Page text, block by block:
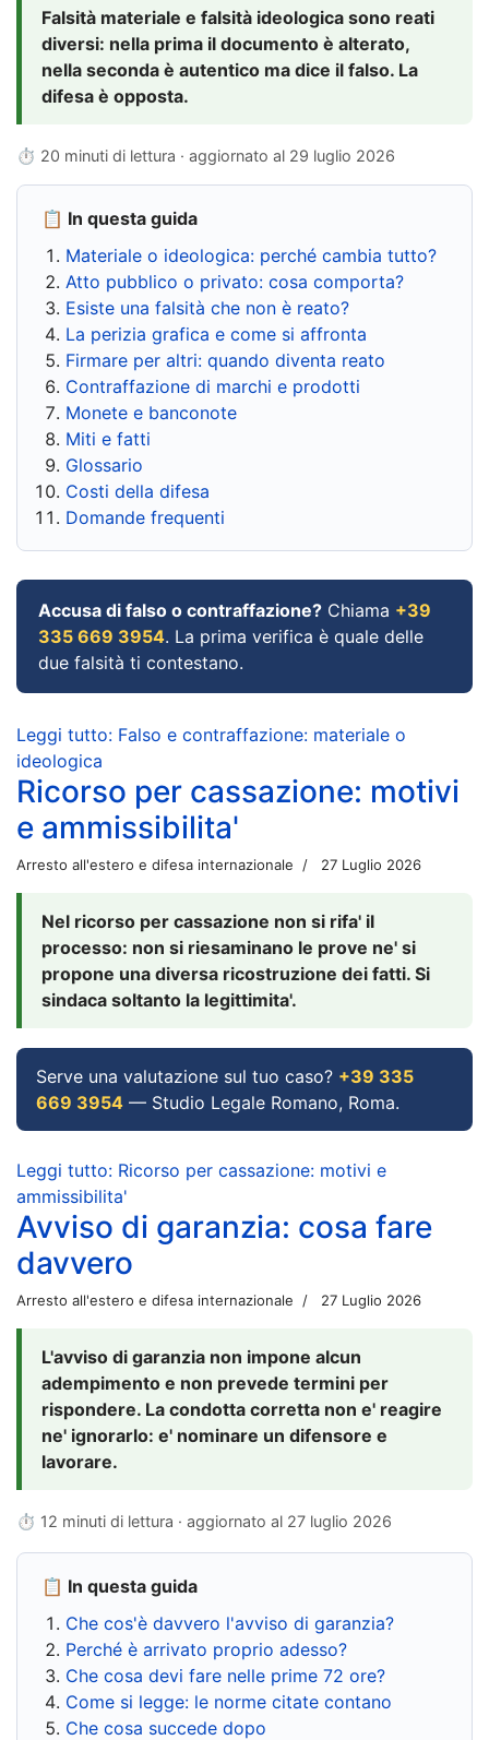
Falsità materiale e falsità ideologica sono reati
diversi: nella prima il documento è alterato,
nella seconda è autentico ma dice il falso. La
difesa è opposta.
⏱ 20 minuti di lettura · aggiornato al 29 luglio 2026
📋 In questa guida
Materiale o ideologica: perché cambia tutto?
Atto pubblico o privato: cosa comporta?
Esiste una falsità che non è reato?
La perizia grafica e come si affronta
Firmare per altri: quando diventa reato
Contraffazione di marchi e prodotti
Monete e banconote
Miti e fatti
Glossario
Costi della difesa
Domande frequenti
Accusa di falso o contraffazione? Chiama +39
335 669 3954. La prima verifica è quale delle
due falsità ti contestano.
Leggi tutto: Falso e contraffazione: materiale o
ideologica
Ricorso per cassazione: motivi
e ammissibilita'
Arresto all'estero e difesa internazionale 27 Luglio 2026
Nel ricorso per cassazione non si rifa' il
processo: non si riesaminano le prove ne' si
propone una diversa ricostruzione dei fatti. Si
sindaca soltanto la legittimita'.
Serve una valutazione sul tuo caso? +39 335
669 3954 — Studio Legale Romano, Roma.
Leggi tutto: Ricorso per cassazione: motivi e
ammissibilita'
Avviso di garanzia: cosa fare
davvero
Arresto all'estero e difesa internazionale 27 Luglio 2026
L'avviso di garanzia non impone alcun
adempimento e non prevede termini per
rispondere. La condotta corretta non e' reagire
ne' ignorarlo: e' nominare un difensore e
lavorare.
⏱ 12 minuti di lettura · aggiornato al 27 luglio 2026
📋 In questa guida
Che cos'è davvero l'avviso di garanzia?
Perché è arrivato proprio adesso?
Che cosa devi fare nelle prime 72 ore?
Come si legge: le norme citate contano
Che cosa succede dopo